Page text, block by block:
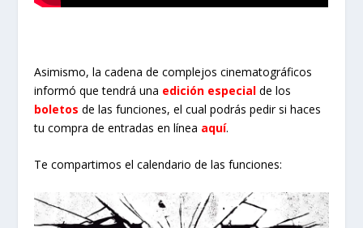
Asimismo, la cadena de complejos cinematográficos
informó que tendrá una edición especial de los
boletos de las funciones, el cual podrás pedir si haces
tu compra de entradas en línea aquí.
Te compartimos el calendario de las funciones: